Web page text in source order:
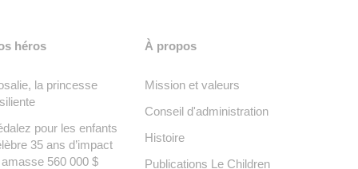
héros
la princesse
pour les enfants
35 ans d’impact
560 000 $
À propos
Mission et valeurs
Conseil d'administration
Histoire
Publications Le Children